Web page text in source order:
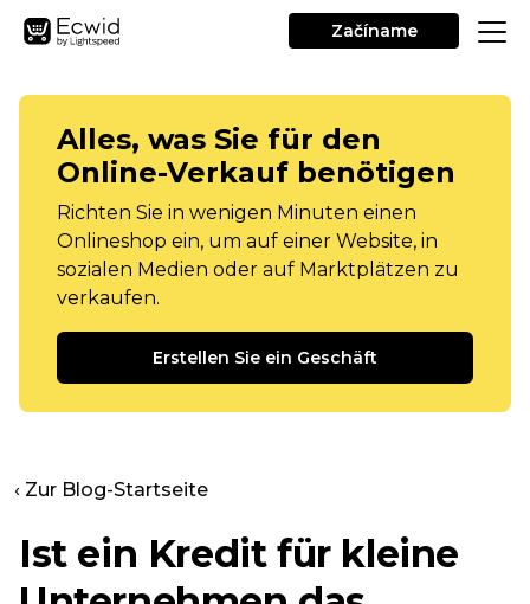
Začíname
Alles, was Sie für den
Online-Verkauf benötigen
Richten Sie in wenigen Minuten einen
Onlineshop ein, um auf einer Website, in
sozialen Medien oder auf Marktplätzen zu
verkaufen.
Erstellen Sie ein Geschäft
‹ Zur Blog-Startseite
Ist ein Kredit für kleine